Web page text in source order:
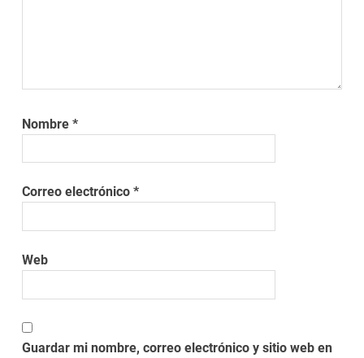
Nombre*
Correo electrónico*
Web
Guardar mi nombre, correo electrónico y sitio web en